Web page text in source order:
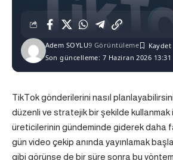
Son güncelleme: 7 Haziran 2026 13:31
Adem SOYLU9 Görüntüleme
TikTok gönderilerini nasıl
düzenli ve stratejik bir şekilde
üreticilerinin gündeminde giderek daha
gün video çekip anında yayınlamak
gibi görünse de bir süre sonra bu